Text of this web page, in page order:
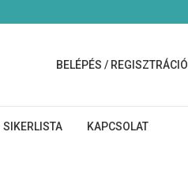
BELÉPÉS / REGISZTRÁCIÓ
SIKERLISTA KAPCSOLAT